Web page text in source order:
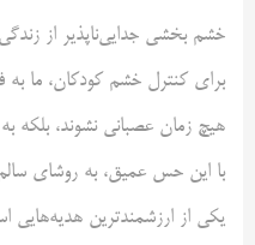
خشم بخشی جدایی‌ناپذیر از
برای کنترل خشم کودکان، ما به
هیچ زمان عصبانی نشوند، بلکه
با این حس عمیق، به روشای سالم
یکی از ارزشمندترین هدیه‌هایی